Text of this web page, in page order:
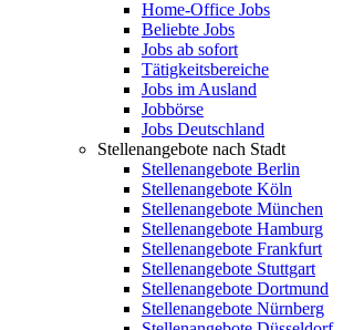
Home-Office Jobs
Beliebte Jobs
Jobs ab sofort
Tätigkeitsbereiche
Jobs im Ausland
Jobbörse
Jobs Deutschland
Stellenangebote nach Stadt
Stellenangebote Berlin
Stellenangebote Köln
Stellenangebote München
Stellenangebote Hamburg
Stellenangebote Frankfurt
Stellenangebote Stuttgart
Stellenangebote Dortmund
Stellenangebote Nürnberg